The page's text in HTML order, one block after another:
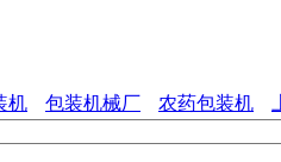
机 包装机械厂 农药包装机